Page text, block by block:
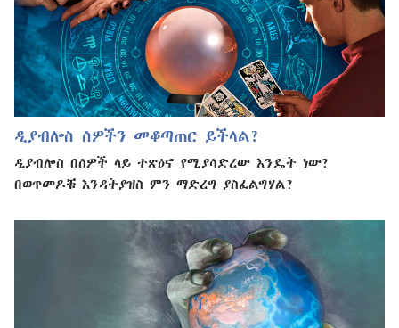
ዲያብሎስ ሰዎችን መቆጣጠር ይችላል?
ዲያብሎስ በሰዎች ላይ ተጽዕኖ የሚያሳድረው እንዴት ነው?
በወጥመዶቹ እንዳትያዝስ ምን ማድረግ ያስፈልግሃል?